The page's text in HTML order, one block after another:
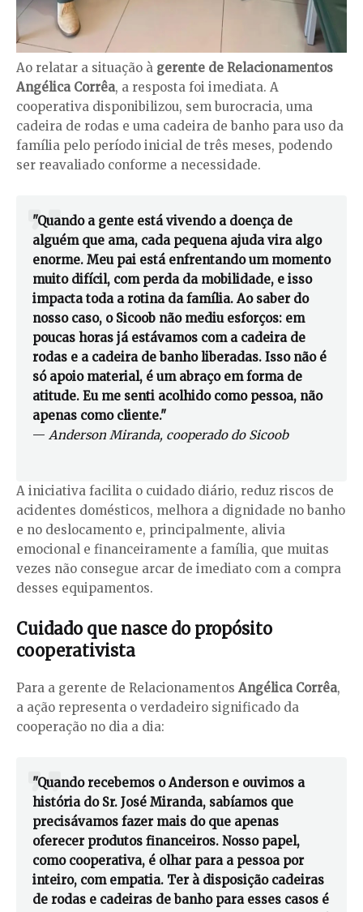
Ao relatar a situação à gerente de Relacionamentos
Angélica Corrêa, a resposta foi imediata. A
cooperativa disponibilizou, sem burocracia, uma
cadeira de rodas e uma cadeira de banho para uso da
família pelo período inicial de três meses, podendo
ser reavaliado conforme a necessidade.
"Quando a gente está vivendo a doença de
alguém que ama, cada pequena ajuda vira algo
enorme. Meu pai está enfrentando um momento
muito difícil, com perda da mobilidade, e isso
impacta toda a rotina da família. Ao saber do
nosso caso, o Sicoob não mediu esforços: em
poucas horas já estávamos com a cadeira de
rodas e a cadeira de banho liberadas. Isso não é
só apoio material, é um abraço em forma de
atitude. Eu me senti acolhido como pessoa, não
apenas como cliente."
— Anderson Miranda, cooperado do Sicoob
A iniciativa facilita o cuidado diário, reduz riscos de
acidentes domésticos, melhora a dignidade no banho
e no deslocamento e, principalmente, alivia
emocional e financeiramente a família, que muitas
vezes não consegue arcar de imediato com a compra
desses equipamentos.
Cuidado que nasce do propósito
cooperativista
Para a gerente de Relacionamentos Angélica Corrêa,
a ação representa o verdadeiro significado da
cooperação no dia a dia:
"Quando recebemos o Anderson e ouvimos a
história do Sr. José Miranda, sabíamos que
precisávamos fazer mais do que apenas
oferecer produtos financeiros. Nosso papel,
como cooperativa, é olhar para a pessoa por
inteiro, com empatia. Ter à disposição cadeiras
de rodas e cadeiras de banho para esses casos é